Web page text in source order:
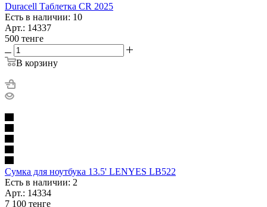
Duracell Таблетка CR 2025
Есть в наличии: 10
Арт.: 14337
500 тенге
В корзину
Сумка для ноутбука 13.5' LENYES LB522
Есть в наличии: 2
Арт.: 14334
7 100 тенге